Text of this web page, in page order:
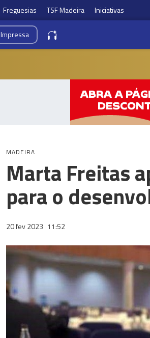
Freguesias TSF Madeira Iniciativas
Impressa
MADEIRA
Marta Freitas
para o
20 fev 2023 11:52